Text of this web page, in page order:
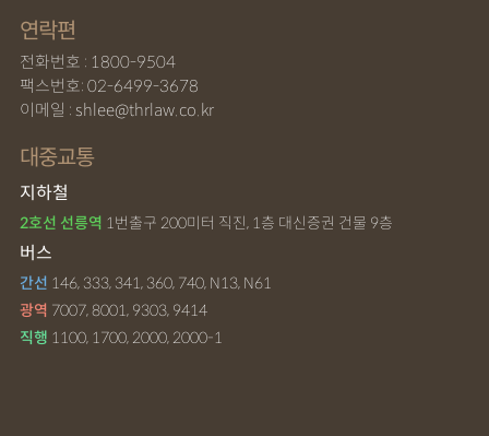
연락편
전화번호 : 1800-9504
팩스번호: 02-6499-3678
이메일 : shlee@thrlaw.co.kr
대중교통
지하철
2호선 선릉역 1번출구 200미터 직진, 1층 대신증권 건물 9층
버스
간선 146, 333, 341, 360, 740, N13, N61
광역 7007, 8001, 9303, 9414
직행 1100, 1700, 2000, 2000-1